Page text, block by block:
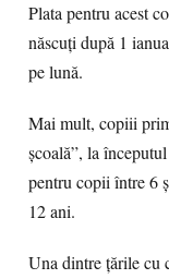
Plata pentru acest
născuţi după 1
pe lună.
Mai mult, copiii
şcoală”, la
pentru copii între 6
12 ani.
Una dintre ţările cu